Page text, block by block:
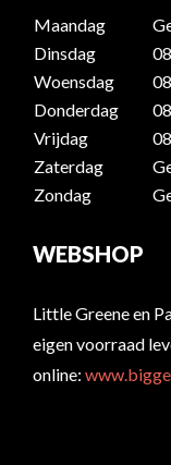
Maandag
Dinsdag
Woensdag
Donderdag
Vrijdag
Zaterdag
Zondag
WEBSHOP
Little Greene en
eigen voorraad
online: